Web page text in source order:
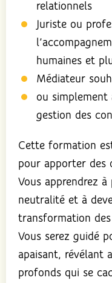
relationnels
Juriste ou
humaines et
Médiateur
ou simplement
gestion des
Cette formation
pour apporter des
Vous apprendrez
neutralité et à
transformation
Vous serez guidé
apaisant, révélant
profonds qui se